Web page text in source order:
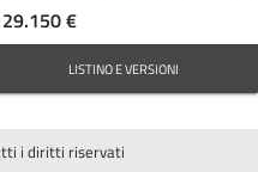
29.150 €
LISTINO E VERSIONI
i diritti riservati